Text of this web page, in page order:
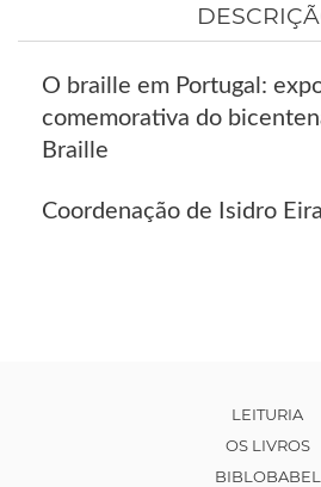
O braille em Portugal:
comemorativa do
Braille
Coordenação de Isidro
LEITURIA
OS LIVROS
BIBLOBABEL